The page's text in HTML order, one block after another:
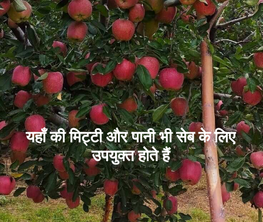
यहाँ की मिट्टी और पानी भी सेब के लिए
उपयुक्त होते हैं